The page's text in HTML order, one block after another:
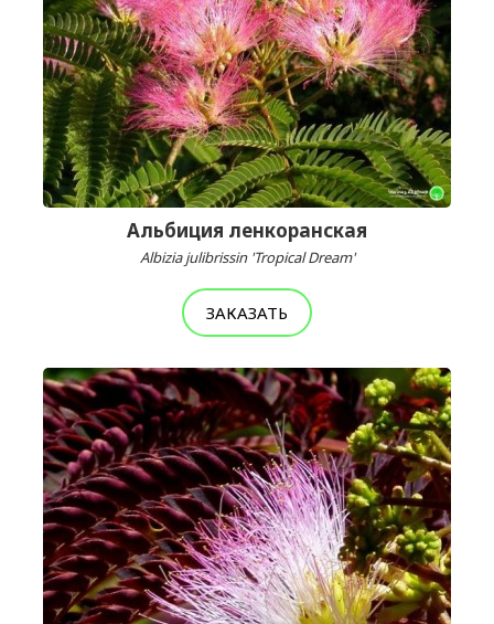
Альбиция ленкоранская
Albizia julibrissin 'Tropical Dream'
ЗАКАЗАТЬ